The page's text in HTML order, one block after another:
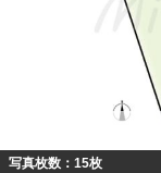
写真枚数：15枚